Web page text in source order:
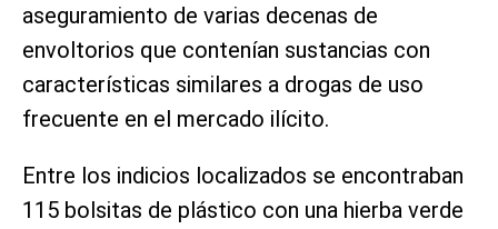
aseguramiento de varias decenas de
envoltorios que contenían sustancias con
características similares a drogas de uso
frecuente en el mercado ilícito.
Entre los indicios localizados se encontraban
115 bolsitas de plástico con una hierba verde